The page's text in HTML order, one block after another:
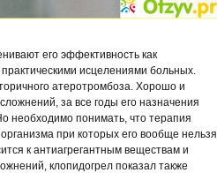
его эффективность как
исцелениями больных.
атеротромбоза. Хорошо и
за все годы его назначения
необходимо понимать, что терапия
при которых его вообще нельзя
к антиагрегантным веществам и
клопидогрел показал также